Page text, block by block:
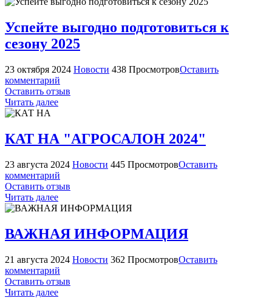
Успейте выгодно подготовиться к
сезону 2025
23 октября 2024 Новости 438 ПросмотровОставить
комментарий
Оставить отзыв
Читать далее
КАТ НА "АГРОСАЛОН 2024"
23 августа 2024 Новости 445 ПросмотровОставить
комментарий
Оставить отзыв
Читать далее
ВАЖНАЯ ИНФОРМАЦИЯ
21 августа 2024 Новости 362 ПросмотровОставить
комментарий
Оставить отзыв
Читать далее